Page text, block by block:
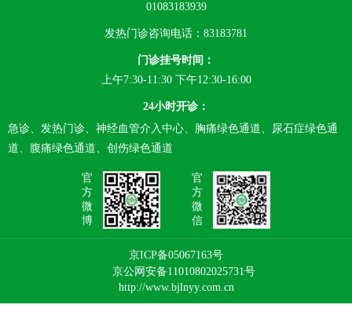
01083183939
发热门诊咨询电话：83183781
门诊挂号时间：
上午7:30-11:30 下午12:30-16:00
24小时开诊：
急诊、发热门诊、神经血管介入中心、胸痛绿色通道、尿石症绿色通
道、腹痛绿色通道、创伤绿色通道
官
方
微
博
官
方
微
信
京ICP备05067163号
京公网安备11010802025731号
http://www.bjlnyy.com.cn